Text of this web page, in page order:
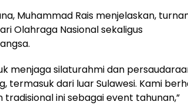
Muhammad Rais menjelaskan,
Olahraga Nasional sekaligus
menjaga silaturahmi dan
termasuk dari luar Sulawesi. Kami
ini sebagai event tahunan,”